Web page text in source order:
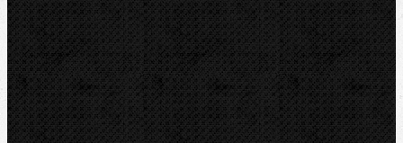
RIDGID
BERNZOMATIC